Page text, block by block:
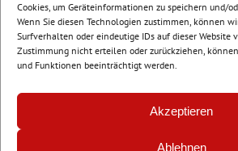
Cookies, um Geräteinformationen zu speichern und/
Wenn Sie diesen Technologien zustimmen, können
Surfverhalten oder eindeutige IDs auf dieser Website
Zustimmung nicht erteilen oder zurückziehen,
und Funktionen beeinträchtigt werden.
Akzeptieren
Ablehnen